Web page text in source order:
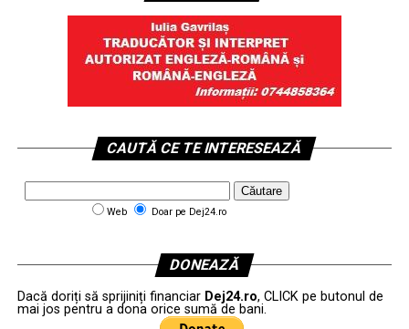
CAUTĂ CE TE INTERESEAZĂ
Web Doar pe Dej24.ro
DONEAZĂ
Dacă doriți să sprijiniți financiar Dej24.ro, CLICK pe butonul de
mai jos pentru a dona orice sumă de bani.